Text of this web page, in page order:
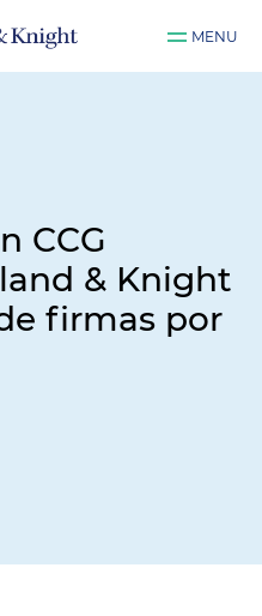
MENU
CCG
& Knight
firmas por